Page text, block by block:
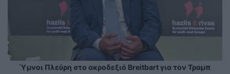
Ύμνοι Πλεύρη στο ακροδεξιό Breitbart για τον Τραμπ